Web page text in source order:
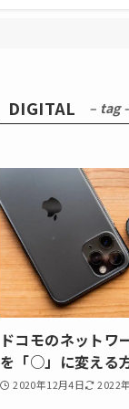
DIGITAL – tag
ドコモのネットワ
を「○」に変える
2020年12月4日 2022